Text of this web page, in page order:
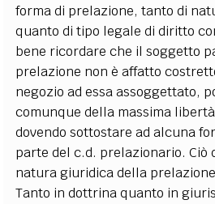
forma di prelazione, tanto di
quanto di tipo legale di diritto
bene ricordare che il soggetto
prelazione non è affatto
negozio ad essa assoggettato,
comunque della massima
dovendo sottostare ad alcuna
parte del c.d. prelazionario.
natura giuridica della
Tanto in dottrina quanto in